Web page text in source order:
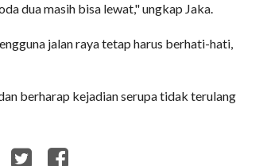
dua masih bisa lewat," ungkap Jaka.
jalan raya tetap harus berhati-hati,
berharap kejadian serupa tidak terulang